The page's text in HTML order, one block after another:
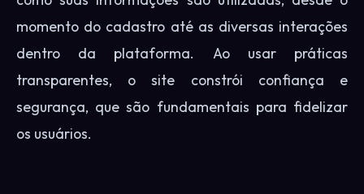
momento do cadastro até as diversas interações
dentro da plataforma. Ao usar práticas
transparentes, o site constrói confiança e
segurança, que são fundamentais para fidelizar
os usuários.